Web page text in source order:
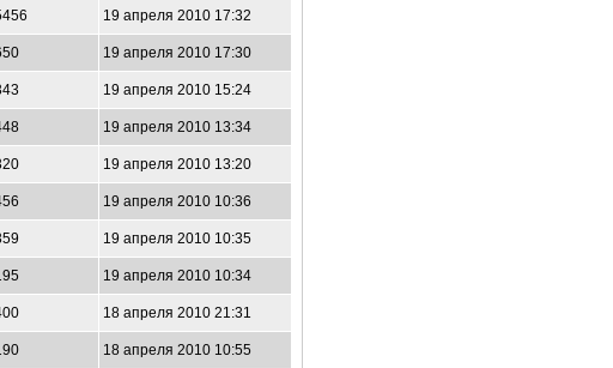
19 апреля 2010 17:32
19 апреля 2010 17:30
19 апреля 2010 15:24
19 апреля 2010 13:34
19 апреля 2010 13:20
19 апреля 2010 10:36
19 апреля 2010 10:35
19 апреля 2010 10:34
18 апреля 2010 21:31
18 апреля 2010 10:55